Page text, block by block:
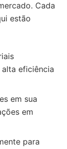
Cada
estão
eficiência
em sua
em
para